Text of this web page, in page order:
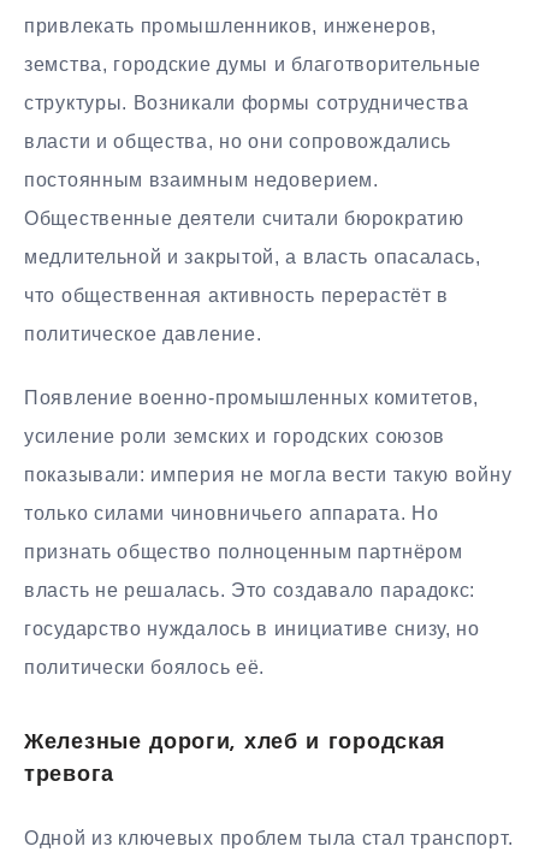
привлекать промышленников, инженеров,
земства, городские думы и благотворительные
структуры. Возникали формы сотрудничества
власти и общества, но они сопровождались
постоянным взаимным недоверием.
Общественные деятели считали бюрократию
медлительной и закрытой, а власть опасалась,
что общественная активность перерастёт в
политическое давление.
Появление военно-промышленных комитетов,
усиление роли земских и городских союзов
показывали: империя не могла вести такую войну
только силами чиновничьего аппарата. Но
признать общество полноценным партнёром
власть не решалась. Это создавало парадокс:
государство нуждалось в инициативе снизу, но
политически боялось её.
Железные дороги, хлеб и городская
тревога
Одной из ключевых проблем тыла стал транспорт.